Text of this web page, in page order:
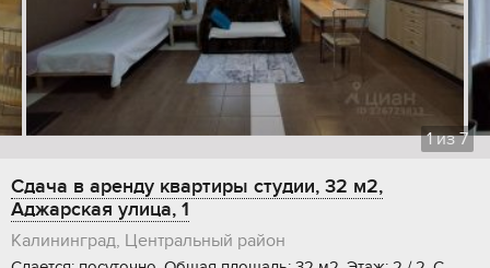
1из7
Сдача в аренду квартиры студии, 32 м2,
Аджарская улица, 1
Калининград, Центральный район